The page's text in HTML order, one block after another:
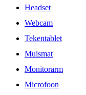
Headset
Webcam
Tekentablet
Muismat
Monitorarm
Microfoon